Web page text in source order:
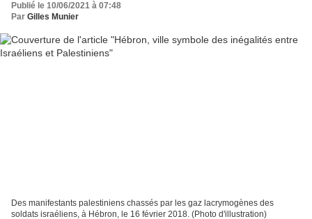
Publié le 10/06/2021 à 07:48
Par Gilles Munier
Des manifestants palestiniens chassés par les gaz lacrymogènes des
soldats israéliens, à Hébron, le 16 février 2018. (Photo d'illustration)